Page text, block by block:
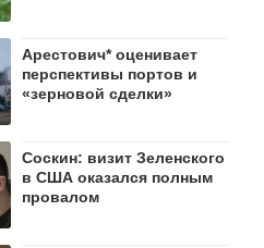
Арестович* оценивает
перспективы портов и
«зерновой сделки»
Соскин: визит Зеленского
в США оказался полным
провалом